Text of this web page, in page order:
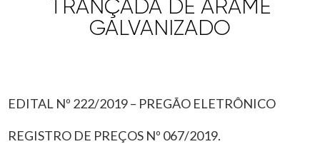
TRANÇADA DE ARAME
GALVANIZADO
EDITAL Nº 222/2019 – PREGÃO ELETRÔNICO
REGISTRO DE PREÇOS Nº 067/2019.